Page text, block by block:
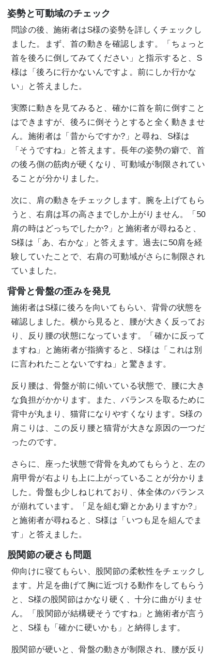
姿勢と可動域のチェック
問診の後、施術者はS様の姿勢を詳しくチェックし
ました。まず、首の動きを確認します。「ちょっと
首を後ろに倒してみてください」と指示すると、S
様は「後ろに行かないんですよ。前にしか行かな
い」と答えました。
実際に動きを見てみると、確かに首を前に倒すこと
はできますが、後ろに倒そうとすると全く動きませ
ん。施術者は「昔からですか?」と尋ね、S様は
「そうですね」と答えます。長年の姿勢の癖で、首
の後ろ側の筋肉が硬くなり、可動域が制限されてい
ることが分かりました。
次に、肩の動きをチェックします。腕を上げてもら
うと、右肩は耳の高さまでしか上がりません。「50
肩の時はどっちでしたか?」と施術者が尋ねると、
S様は「あ、右かな」と答えます。過去に50肩を経
験していたことで、右肩の可動域がさらに制限され
ていました。
背骨と骨盤の歪みを発見
施術者はS様に後ろを向いてもらい、背骨の状態を
確認しました。横から見ると、腰が大きく反ってお
り、反り腰の状態になっています。「確かに反って
ますね」と施術者が指摘すると、S様は「これは別
に言われたことないですね」と驚きます。
反り腰は、骨盤が前に傾いている状態で、腰に大き
な負担がかかります。また、バランスを取るために
背中が丸まり、猫背になりやすくなります。S様の
肩こりは、この反り腰と猫背が大きな原因の一つだ
ったのです。
さらに、座った状態で背骨を丸めてもらうと、左の
肩甲骨が右よりも上に上がっていることが分かりま
した。骨盤も少しねじれており、体全体のバランス
が崩れています。「足を組む癖とかありますか?」
と施術者が尋ねると、S様は「いつも足を組んでま
す」と答えました。
股関節の硬さも問題
仰向けに寝てもらい、股関節の柔軟性をチェックし
ます。片足を曲げて胸に近づける動作をしてもらう
と、S様の股関節はかなり硬く、十分に曲がりませ
ん。「股関節が結構硬そうですね」と施術者が言う
と、S様も「確かに硬いかも」と納得します。
股関節が硬いと、骨盤の動きが制限され、腰が反り